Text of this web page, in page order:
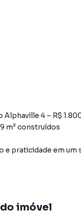
Alphaville 4 – R$
m² construídos
praticidade em um
a master com
imóvel